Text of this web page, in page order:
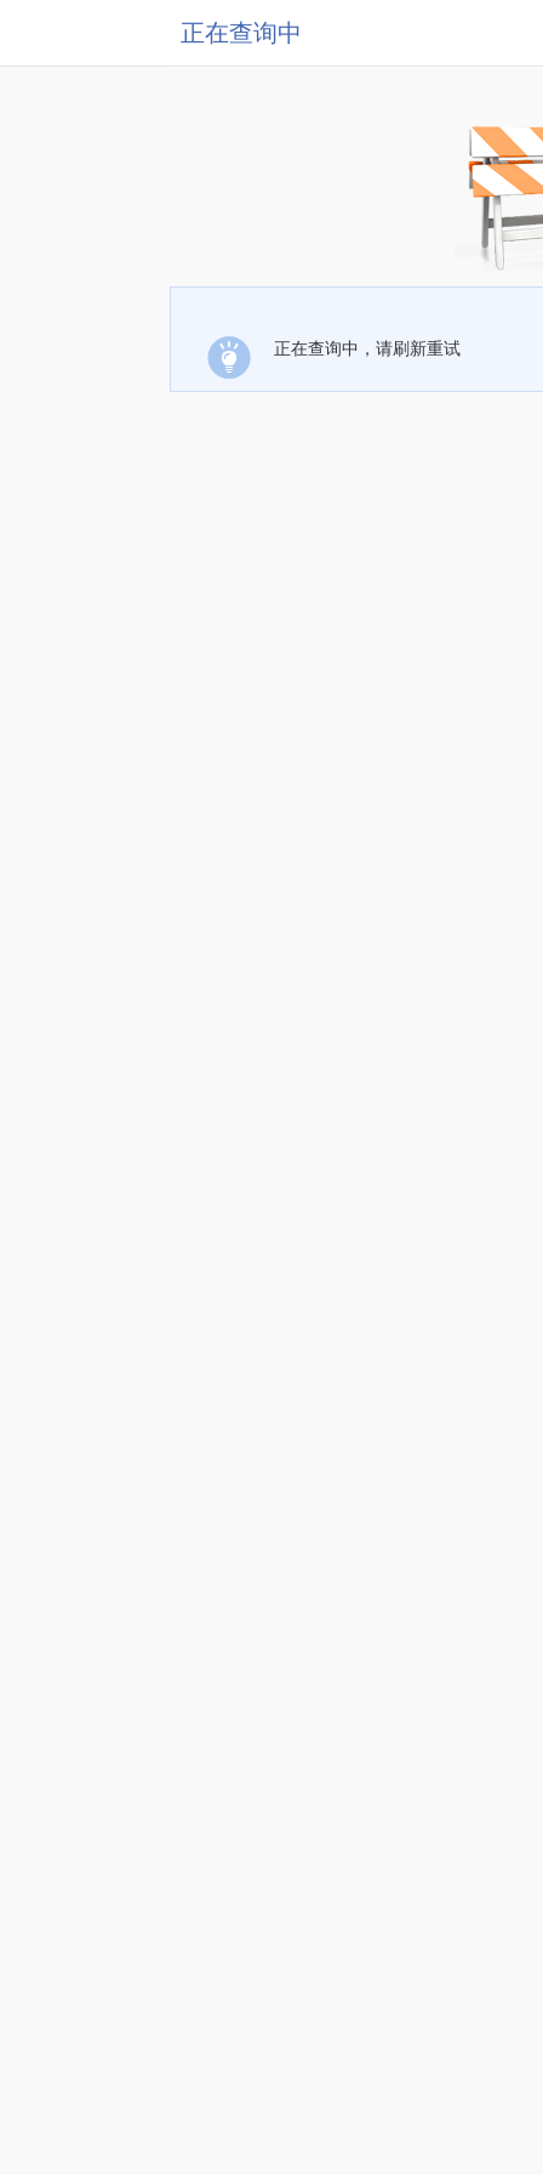
正在查询中
正在查询中，请刷新重试